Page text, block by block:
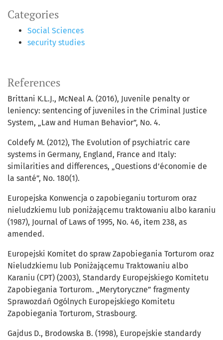
Categories
Social Sciences
security studies
References
Brittani K.L.J., McNeal A. (2016), Juvenile penalty or
leniency: sentencing of juveniles in the Criminal Justice
System, „Law and Human Behavior”, No. 4.
Coldefy M. (2012), The Evolution of psychiatric care
systems in Germany, England, France and Italy:
similarities and differences, „Questions d’économie de
la santé”, No. 180(1).
Europejska Konwencja o zapobieganiu torturom oraz
nieludzkiemu lub poniżającemu traktowaniu albo karaniu
(1987), Journal of Laws of 1995, No. 46, item 238, as
amended.
Europejski Komitet do spraw Zapobiegania Torturom oraz
Nieludzkiemu lub Poniżającemu Traktowaniu albo
Karaniu (CPT) (2003), Standardy Europejskiego Komitetu
Zapobiegania Torturom. „Merytoryczne” fragmenty
Sprawozdań Ogólnych Europejskiego Komitetu
Zapobiegania Torturom, Strasbourg.
Gajdus D., Brodowska B. (1998), Europejskie standardy